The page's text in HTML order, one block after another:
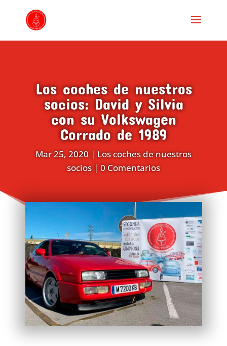
Los coches de nuestros
socios: David y Silvia
con su Volkswagen
Corrado de 1989
Mar 25, 2020|Los coches de nuestros
socios|0 Comentarios